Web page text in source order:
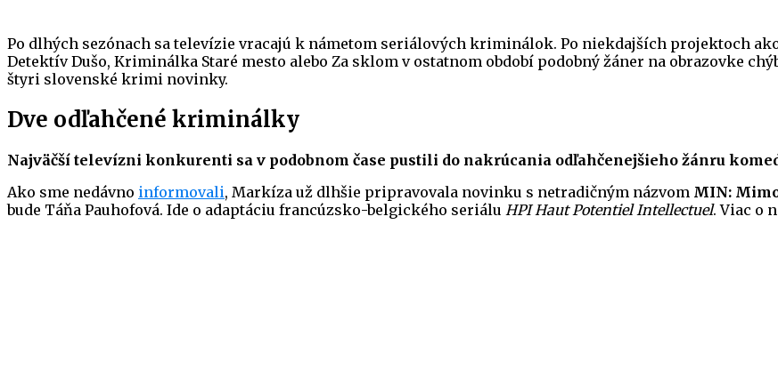
Po dlhých sezónach sa televízie vracajú k námetom seriálových kriminálok. Po niekdajších projektoch
Detektív Dušo, Kriminálka Staré mesto alebo Za sklom v ostatnom období podobný žáner na obrazovke
štyri slovenské krimi novinky.
Dve odľahčené kriminálky
Najväčší televízni konkurenti sa v podobnom čase pustili do nakrúcania odľahčenejšieho žánru
Ako sme nedávno informovali, Markíza už dlhšie pripravovala novinku s netradičným názvom MIN:
bude Táňa Pauhofová. Ide o adaptáciu francúzsko-belgického seriálu HPI Haut Potentiel Intellectuel. Viac o